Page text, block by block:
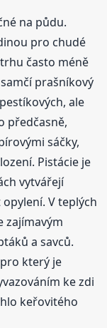
na půdu.
pro chudé
často méně
prašníkový
ale
předčasně,
sáčky,
Pistácie je
vytvářejí
V teplých
zajímavým
a savců.
který je
ke zdi
keřovitého